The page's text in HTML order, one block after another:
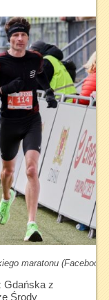
maratonu
Gdańska z
Środy